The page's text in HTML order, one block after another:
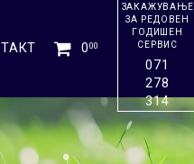
000
ЗАКАЖУВАЊЕ
ЗА РЕДОВЕН
ГОДИШЕН
СЕРВИС
071
278
314